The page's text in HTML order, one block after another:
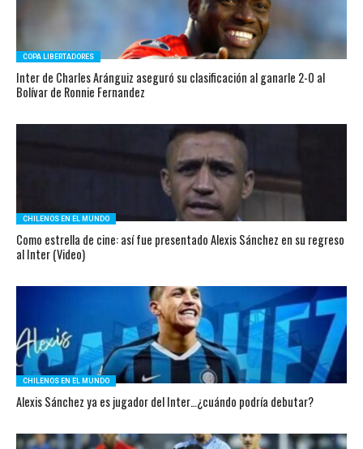
COPA LIBERTADORES
Inter de Charles Aránguiz aseguró su clasificación al ganarle 2-0 al
Bolívar de Ronnie Fernandez
CHILENOS EN EL MUNDO
Como estrella de cine: así fue presentado Alexis Sánchez en su regreso
al Inter (Video)
CHILENOS EN EL MUNDO
Alexis Sánchez ya es jugador del Inter…¿cuándo podría debutar?